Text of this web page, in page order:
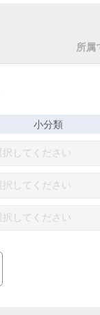
所属
小分類